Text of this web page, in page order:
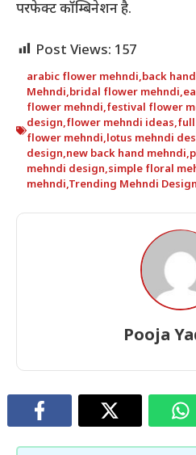
परफेक्ट कॉम्बिनेशन है.
Post Views: 157
arabic flower mehndi,back
Mehndi,bridal flower mehndi,
flower mehndi,festival flower
design,flower mehndi ideas,
flower mehndi,lotus mehndi
design,new back hand mehndi,
mehndi design,simple floral
mehndi,Trending Mehndi Design
Pooja